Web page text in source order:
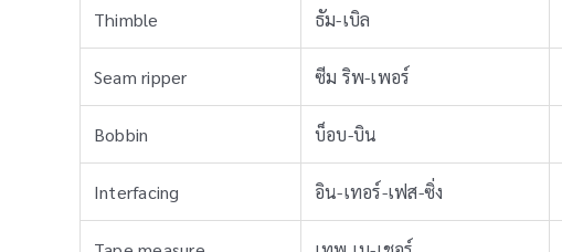
Thimble ธัม-เบิล
Seam ripper ซีม ริพ-เพอร์
Bobbin บ็อบ-บิน
Interfacing อิน-เทอร์-เฟส-ซิ่ง